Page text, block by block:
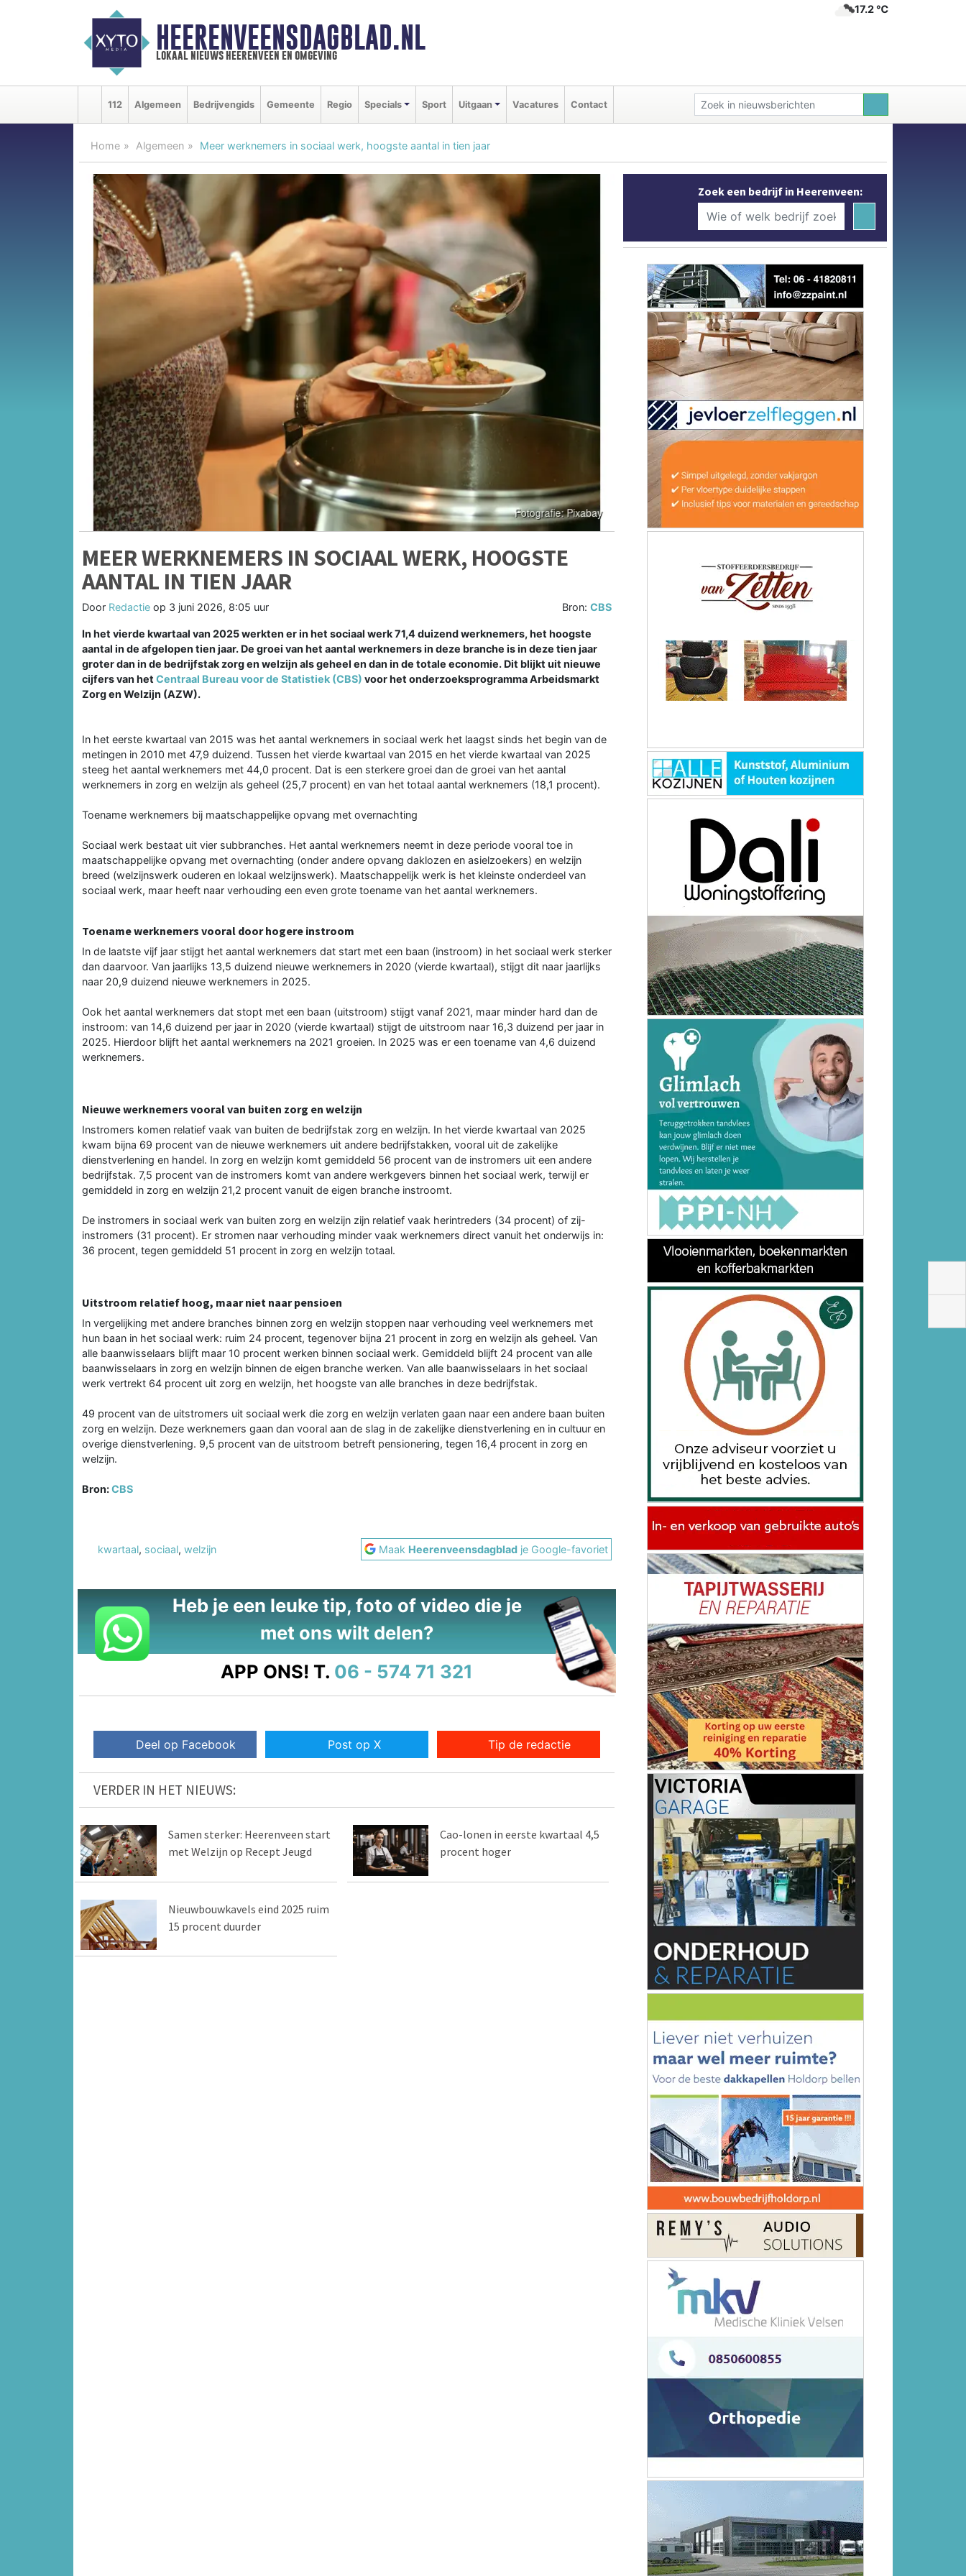
HEERENVEENSDAGBLAD.NL
lokaal nieuws heerenveen en omgeving
17.2 ℃
112 Algemeen Bedrijvengids Gemeente Regio Specials Sport Uitgaan Vacatures Contact
Home Algemeen Meer werknemers in sociaal werk, hoogste aantal in tien jaar
MEER WERKNEMERS IN SOCIAAL WERK, HOOGSTE
AANTAL IN TIEN JAAR
Door Redactie op 3 juni 2026, 8:05 uur Bron:CBS
In het vierde kwartaal van 2025 werkten er in het sociaal werk 71,4 duizend werknemers, het hoogste
aantal in de afgelopen tien jaar. De groei van het aantal werknemers in deze branche is in deze tien jaar
groter dan in de bedrijfstak zorg en welzijn als geheel en dan in de totale economie. Dit blijkt uit nieuwe
cijfers van het Centraal Bureau voor de Statistiek (CBS) voor het onderzoeksprogramma Arbeidsmarkt
Zorg en Welzijn (AZW).
In het eerste kwartaal van 2015 was het aantal werknemers in sociaal werk het laagst sinds het begin van de
metingen in 2010 met 47,9 duizend. Tussen het vierde kwartaal van 2015 en het vierde kwartaal van 2025
steeg het aantal werknemers met 44,0 procent. Dat is een sterkere groei dan de groei van het aantal
werknemers in zorg en welzijn als geheel (25,7 procent) en van het totaal aantal werknemers (18,1 procent).
Toename werknemers bij maatschappelijke opvang met overnachting
Sociaal werk bestaat uit vier subbranches. Het aantal werknemers neemt in deze periode vooral toe in
maatschappelijke opvang met overnachting (onder andere opvang daklozen en asielzoekers) en welzijn
breed (welzijnswerk ouderen en lokaal welzijnswerk). Maatschappelijk werk is het kleinste onderdeel van
sociaal werk, maar heeft naar verhouding een even grote toename van het aantal werknemers.
Toename werknemers vooral door hogere instroom
In de laatste vijf jaar stijgt het aantal werknemers dat start met een baan (instroom) in het sociaal werk sterker
dan daarvoor. Van jaarlijks 13,5 duizend nieuwe werknemers in 2020 (vierde kwartaal), stijgt dit naar jaarlijks
naar 20,9 duizend nieuwe werknemers in 2025.
Ook het aantal werknemers dat stopt met een baan (uitstroom) stijgt vanaf 2021, maar minder hard dan de
instroom: van 14,6 duizend per jaar in 2020 (vierde kwartaal) stijgt de uitstroom naar 16,3 duizend per jaar in
2025. Hierdoor blijft het aantal werknemers na 2021 groeien. In 2025 was er een toename van 4,6 duizend
werknemers.
Nieuwe werknemers vooral van buiten zorg en welzijn
Instromers komen relatief vaak van buiten de bedrijfstak zorg en welzijn. In het vierde kwartaal van 2025
kwam bijna 69 procent van de nieuwe werknemers uit andere bedrijfstakken, vooral uit de zakelijke
dienstverlening en handel. In zorg en welzijn komt gemiddeld 56 procent van de instromers uit een andere
bedrijfstak. 7,5 procent van de instromers komt van andere werkgevers binnen het sociaal werk, terwijl er
gemiddeld in zorg en welzijn 21,2 procent vanuit de eigen branche instroomt.
De instromers in sociaal werk van buiten zorg en welzijn zijn relatief vaak herintreders (34 procent) of zij-
instromers (31 procent). Er stromen naar verhouding minder vaak werknemers direct vanuit het onderwijs in:
36 procent, tegen gemiddeld 51 procent in zorg en welzijn totaal.
Uitstroom relatief hoog, maar niet naar pensioen
In vergelijking met andere branches binnen zorg en welzijn stoppen naar verhouding veel werknemers met
hun baan in het sociaal werk: ruim 24 procent, tegenover bijna 21 procent in zorg en welzijn als geheel. Van
alle baanwisselaars blijft maar 10 procent werken binnen sociaal werk. Gemiddeld blijft 24 procent van alle
baanwisselaars in zorg en welzijn binnen de eigen branche werken. Van alle baanwisselaars in het sociaal
werk vertrekt 64 procent uit zorg en welzijn, het hoogste van alle branches in deze bedrijfstak.
49 procent van de uitstromers uit sociaal werk die zorg en welzijn verlaten gaan naar een andere baan buiten
zorg en welzijn. Deze werknemers gaan dan vooral aan de slag in de zakelijke dienstverlening en in cultuur en
overige dienstverlening. 9,5 procent van de uitstroom betreft pensionering, tegen 16,4 procent in zorg en
welzijn.
Bron:CBS
kwartaal, sociaal, welzijn Maak Heerenveensdagblad je Google-favoriet
Heb je een leuke tip, foto of video die je
met ons wilt delen?
APP ONS! T. 06 - 574 71 321
Deel op Facebook Post op X Tip de redactie
VERDER IN HET NIEUWS:
Samen sterker: Heerenveen start
met Welzijn op Recept Jeugd
Cao-lonen in eerste kwartaal 4,5
procent hoger
Nieuwbouwkavels eind 2025 ruim
15 procent duurder
Zoek een bedrijf in Heerenveen: